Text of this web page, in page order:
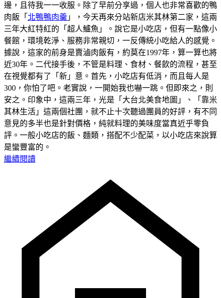
邊，且待我一一收服。除了早前分享過，個人也非常喜歡的鴨
肉飯「 北鴨鴨肉羹 」，今天再來分站新店米其林第二家，這兩
三年大紅特紅的「超人鱸魚」。說它是小吃店，但有一點像小
餐館，環境乾淨、服務非常親切，一反傳統小吃給人的感覺。
據說，這家的前身是賣滷肉飯有，約莫在1997年，算一算也將
近30年。二代接手後，不管是料理、食材、餐飲的流程，甚至
在視覺都有了「新」意。首先，小吃店有低消，而且每人是
300，你怕了吧。老實說，一開始我也嚇一跳。但即來之，則
安之。印象中，這兩三年，光是「大台北美食地圖」、「靠米
其林生活」這兩個社團，就不止十次聽過團員的好評，有不同
意見的多半也是針對價格，純就料理的美味度當真近乎零負
評。一般小吃店的飯、麵類，搭配不少配菜，以小吃店來說算
是蠻豐富的。
繼續閱讀